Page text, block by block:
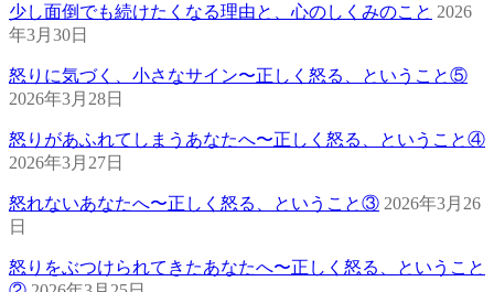
少し面倒でも続けたくなる理由と、心のしくみのこと 2026
年3月30日
怒りに気づく、小さなサイン〜正しく怒る、ということ⑤
2026年3月28日
怒りがあふれてしまうあなたへ〜正しく怒る、ということ④
2026年3月27日
怒れないあなたへ〜正しく怒る、ということ③ 2026年3月26
日
怒りをぶつけられてきたあなたへ〜正しく怒る、ということ